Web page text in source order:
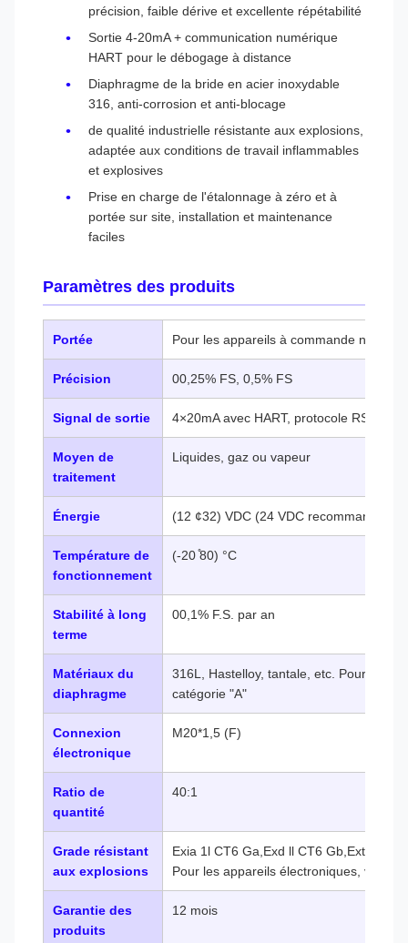
précision, faible dérive et excellente répétabilité
Sortie 4-20mA + communication numérique
HART pour le débogage à distance
Diaphragme de la bride en acier inoxydable
316, anti-corrosion et anti-blocage
de qualité industrielle résistante aux explosions,
adaptée aux conditions de travail inflammables
et explosives
Prise en charge de l'étalonnage à zéro et à
portée sur site, installation et maintenance
faciles
Paramètres des produits
Portée Pour les appareils à commande
Précision 00,25% FS, 0,5% FS
Signal de sortie 4×20mA avec HART, protocole RS485
Moyen de
traitement
Liquides, gaz ou vapeur
Énergie (12 ¢32) VDC (24 VDC recommandé)
Température de
fonctionnement
(-20 ̊80) °C
Stabilité à long
terme
00,1% F.S. par an
Matériaux du
diaphragme
316L, Hastelloy, tantale, etc. Pour les
catégorie "A"
Connexion
électronique
M20*1,5 (F)
Ratio de
quantité
40:1
Grade résistant
aux explosions
Exia 1l CT6 Ga,Exd ll CT6 Gb,ExtD A21
Pour les appareils électroniques, voir le
Garantie des
produits
12 mois